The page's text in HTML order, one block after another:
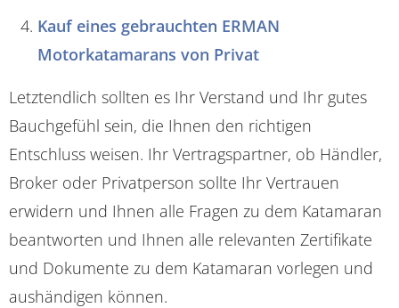
Kauf eines gebrauchten ERMAN
Motorkatamarans von Privat
Letztendlich sollten es Ihr Verstand und Ihr gutes
Bauchgefühl sein, die Ihnen den richtigen
Entschluss weisen. Ihr Vertragspartner, ob Händler,
Broker oder Privatperson sollte Ihr Vertrauen
erwidern und Ihnen alle Fragen zu dem Katamaran
beantworten und Ihnen alle relevanten Zertifikate
und Dokumente zu dem Katamaran vorlegen und
aushändigen können.